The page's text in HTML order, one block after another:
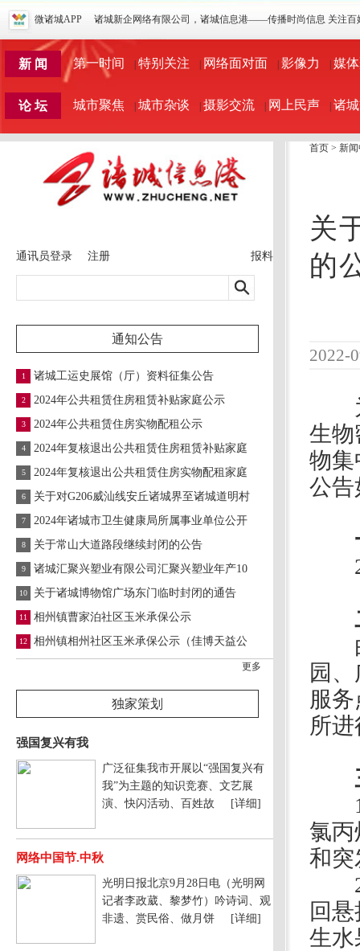
微诸城APP 诸城新企网络有限公司，诸城信息港——传播时尚信息 关注百
新 闻 第一时间 特别关注 网络面对面 影像力 媒
论 坛 城市聚焦 城市杂谈 摄影交流 网上民声 诸
通讯员登录 注册 报料
通知公告
1 诸城工运史展馆（厅）资料征集公告
2 2024年公共租赁住房租赁补贴家庭公示
3 2024年公共租赁住房实物配租公示
4 2024年复核退出公共租赁住房租赁补贴家庭
5 2024年复核退出公共租赁住房实物配租家庭
6 关于对G206威汕线安丘诸城界至诸城道明村
7 2024年诸城市卫生健康局所属事业单位公开
8 关于常山大道路段继续封闭的公告
9 诸城汇聚兴塑业有限公司汇聚兴塑业年产10
10 关于诸城博物馆广场东门临时封闭的通告
11 相州镇曹家泊社区玉米承保公示
12 相州镇相州社区玉米承保公示（佳博天益公
更多
独家策划
强国复兴有我
广泛征集我市开展以“强国复兴有
我”为主题的知识竞赛、文艺展
演、快闪活动、百姓故
[详细]
网络中国节.中秋
光明日报北京9月28日电（光明网
记者李政葳、黎梦竹）吟诗词、观
非遗、赏民俗、做月饼
[详细]
首页 > 新
关
的
2022-
为
生物
物集
公告
一
二
由
园
服
所
三
1
氯丙
和突
2
回
生水